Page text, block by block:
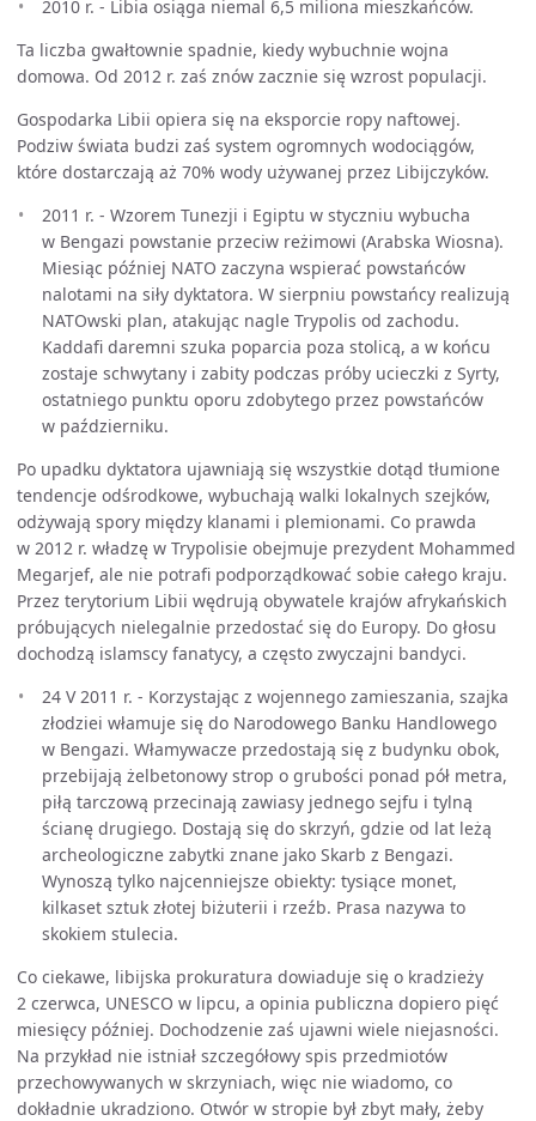
2010 r. - Libia osiąga niemal 6,5 miliona mieszkańców.
Ta liczba gwałtownie spadnie, kiedy wybuchnie wojna
domowa. Od 2012 r. zaś znów zacznie się wzrost populacji.
Gospodarka Libii opiera się na eksporcie ropy naftowej.
Podziw świata budzi zaś system ogromnych wodociągów,
które dostarczają aż 70% wody używanej przez Libijczyków.
2011 r. - Wzorem Tunezji i Egiptu w styczniu wybucha
w Bengazi powstanie przeciw reżimowi (Arabska Wiosna).
Miesiąc później NATO zaczyna wspierać powstańców
nalotami na siły dyktatora. W sierpniu powstańcy realizują
NATOwski plan, atakując nagle Trypolis od zachodu.
Kaddafi daremni szuka poparcia poza stolicą, a w końcu
zostaje schwytany i zabity podczas próby ucieczki z Syrty,
ostatniego punktu oporu zdobytego przez powstańców
w październiku.
Po upadku dyktatora ujawniają się wszystkie dotąd tłumione
tendencje odśrodkowe, wybuchają walki lokalnych szejków,
odżywają spory między klanami i plemionami. Co prawda
w 2012 r. władzę w Trypolisie obejmuje prezydent Mohammed
Megarjef, ale nie potrafi podporządkować sobie całego kraju.
Przez terytorium Libii wędrują obywatele krajów afrykańskich
próbujących nielegalnie przedostać się do Europy. Do głosu
dochodzą islamscy fanatycy, a często zwyczajni bandyci.
24 V 2011 r. - Korzystając z wojennego zamieszania, szajka
złodziei włamuje się do Narodowego Banku Handlowego
w Bengazi. Włamywacze przedostają się z budynku obok,
przebijają żelbetonowy strop o grubości ponad pół metra,
piłą tarczową przecinają zawiasy jednego sejfu i tylną
ścianę drugiego. Dostają się do skrzyń, gdzie od lat leżą
archeologiczne zabytki znane jako Skarb z Bengazi.
Wynoszą tylko najcenniejsze obiekty: tysiące monet,
kilkaset sztuk złotej biżuterii i rzeźb. Prasa nazywa to
skokiem stulecia.
Co ciekawe, libijska prokuratura dowiaduje się o kradzieży
2 czerwca, UNESCO w lipcu, a opinia publiczna dopiero pięć
miesięcy później. Dochodzenie zaś ujawni wiele niejasności.
Na przykład nie istniał szczegółowy spis przedmiotów
przechowywanych w skrzyniach, więc nie wiadomo, co
dokładnie ukradziono. Otwór w stropie był zbyt mały, żeby